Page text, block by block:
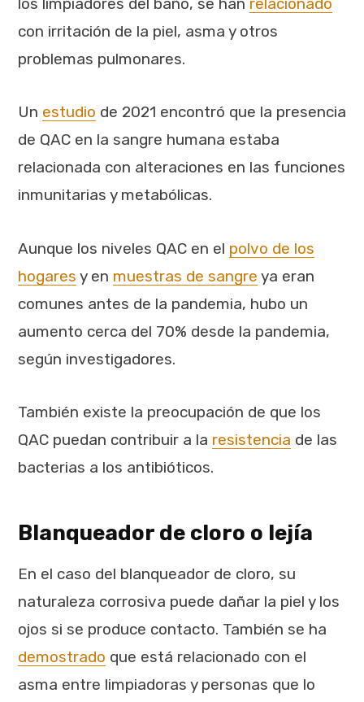
con irritación de la piel, asma y otros
problemas pulmonares.
Un estudio de 2021 encontró que la presencia
de QAC en la sangre humana estaba
relacionada con alteraciones en las funciones
inmunitarias y metabólicas.
Aunque los niveles QAC en el polvo de los
hogares y en muestras de sangre ya eran
comunes antes de la pandemia, hubo un
aumento cerca del 70% desde la pandemia,
según investigadores.
También existe la preocupación de que los
QAC puedan contribuir a la resistencia de las
bacterias a los antibióticos.
Blanqueador de cloro o lejía
En el caso del blanqueador de cloro, su
naturaleza corrosiva puede dañar la piel y los
ojos si se produce contacto. También se ha
demostrado que está relacionado con el
asma entre limpiadoras y personas que lo